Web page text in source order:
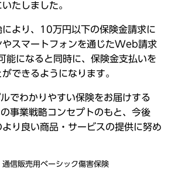
たしました。
より、10万円以下の保険金請求に
やスマートフォンを通じたWeb請求
になると同時に、保険金支払いを
できるようになります。
でわかりやすい保険をお届けする
事業戦略コンセプトのもと、今後
り良い商品・サービスの提供に努め
通信販売用ベーシック傷害保険